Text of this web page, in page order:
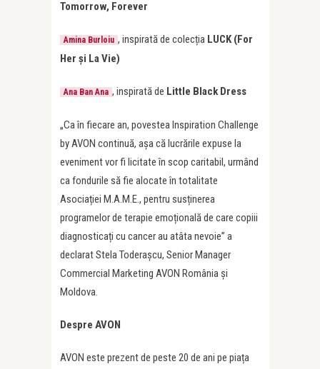
Tomorrow, Forever
Amina Burloiu , inspirată de colecția LUCK (For
Her și La Vie)
Ana Ban Ana , inspirată de Little Black Dress
„Ca în fiecare an, povestea Inspiration Challenge
by AVON continuă, așa că lucrările expuse la
eveniment vor fi licitate în scop caritabil, urmând
ca fondurile să fie alocate în totalitate
Asociației M.A.M.E., pentru susținerea
programelor de terapie emoțională de care copiii
diagnosticați cu cancer au atâta nevoie” a
declarat Stela Toderașcu, Senior Manager
Commercial Marketing AVON România și
Moldova.
Despre AVON
AVON este prezent de peste 20 de ani pe piața